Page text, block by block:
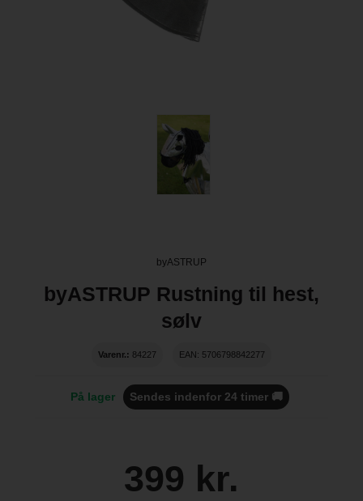
byASTRUP
byASTRUP Rustning til hest,
sølv
Varenr.: 84227 EAN: 5706798842277
På lager Sendes indenfor 24 timer 🚚
399 kr.